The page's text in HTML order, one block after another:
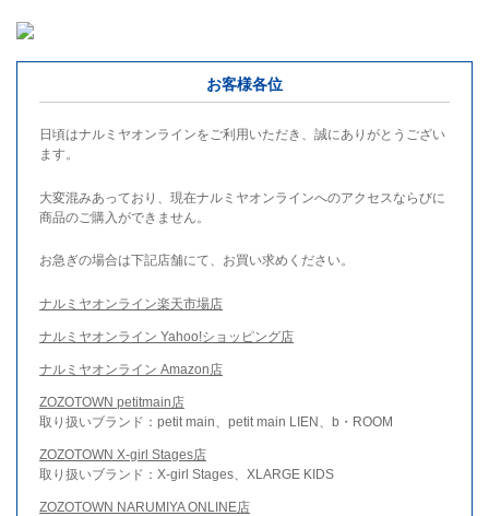
お客様各位
日頃はナルミヤオンラインをご利用いただき、誠にありがとうござい
ます。
大変混みあっており、現在ナルミヤオンラインへのアクセスならびに
商品のご購入ができません。
お急ぎの場合は下記店舗にて、お買い求めください。
ナルミヤオンライン楽天市場店
ナルミヤオンライン Yahoo!ショッピング店
ナルミヤオンライン Amazon店
ZOZOTOWN petitmain店
取り扱いブランド：petit main、petit main LIEN、b・ROOM
ZOZOTOWN X-girl Stages店
取り扱いブランド：X-girl Stages、XLARGE KIDS
ZOZOTOWN NARUMIYA ONLINE店